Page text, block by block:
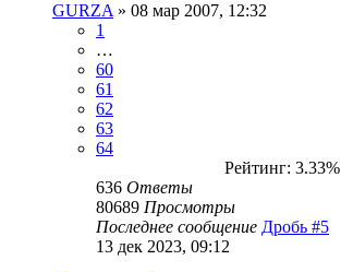
GURZA » 08 мар 2007, 12:32
1
…
60
61
62
63
64
Рейтинг: 3.33%
636 Ответы
80689 Просмотры
Последнее сообщение Дробь #5
13 дек 2023, 09:12